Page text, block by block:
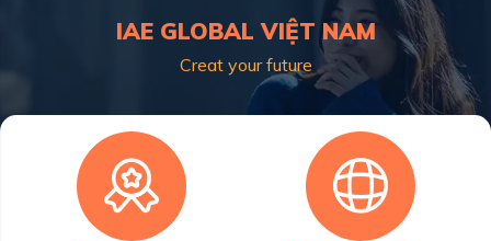
IAE GLOBAL VIỆT NAM
Creat your future